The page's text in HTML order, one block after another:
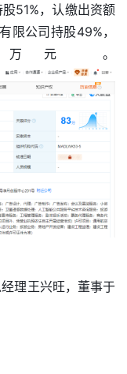
51%，认缴出资额
限公司持股49%，
万元 。
理王兴旺，董事于